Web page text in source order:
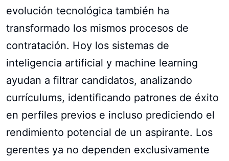
evolución tecnológica también ha
transformado los mismos procesos de
contratación. Hoy los sistemas de
inteligencia artificial y machine learning
ayudan a filtrar candidatos, analizando
currículums, identificando patrones de éxito
en perfiles previos e incluso prediciendo el
rendimiento potencial de un aspirante. Los
gerentes ya no dependen exclusivamente